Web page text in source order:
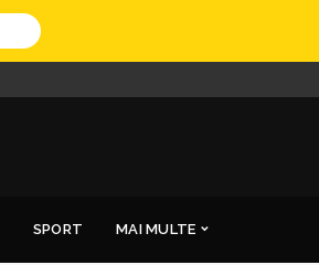
SPORT MAI MULTE